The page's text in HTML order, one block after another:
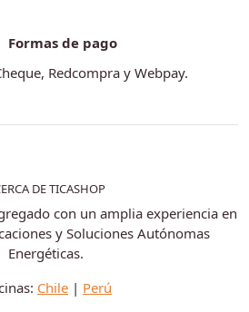
Formas de pago
Redcompra y Webpay.
DE TICASHOP
con un amplia experiencia en
y Soluciones Autónomas
Energéticas.
Chile | Perú